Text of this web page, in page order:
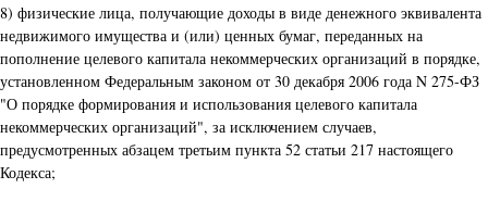
8) физические лица, получающие доходы в виде денежного эквивалента
недвижимого имущества и (или) ценных бумаг, переданных на
пополнение целевого капитала некоммерческих организаций в порядке,
установленном Федеральным законом от 30 декабря 2006 года N 275-ФЗ
"О порядке формирования и использования целевого капитала
некоммерческих организаций", за исключением случаев,
предусмотренных абзацем третьим пункта 52 статьи 217 настоящего
Кодекса;